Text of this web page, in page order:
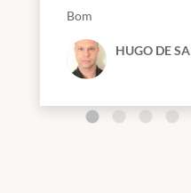
Bom
HUGO DE SA